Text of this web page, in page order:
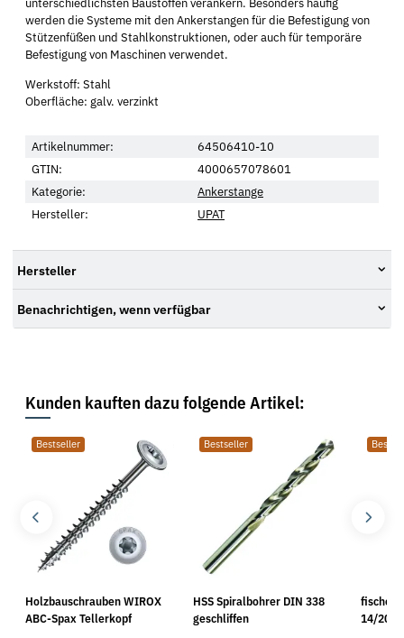
unterschiedlichsten Baustoffen verankern. Besonders häufig
werden die Systeme mit den Ankerstangen für die Befestigung von
Stützenfüßen und Stahlkonstruktionen, oder auch für temporäre
Befestigung von Maschinen verwendet.
Werkstoff: Stahl
Oberfläche: galv. verzinkt
Artikelnummer:
64506410-10
GTIN:
4000657078601
Kategorie:
Ankerstange
Hersteller:
UPAT
Hersteller
Benachrichtigen, wenn verfügbar
Kunden kauften dazu folgende Artikel:
Bestseller
Holzbauschrauben WIROX
ABC-Spax Tellerkopf
Bestseller
HSS Spiralbohrer DIN 338
geschliffen
14/20